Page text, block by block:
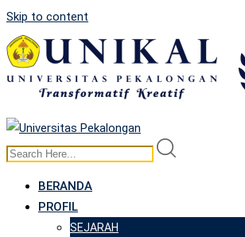
Skip to content
BERANDA
PROFIL
SEJARAH